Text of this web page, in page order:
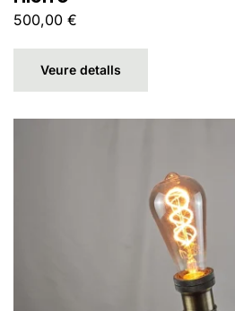
500,00 €
Veure detalls